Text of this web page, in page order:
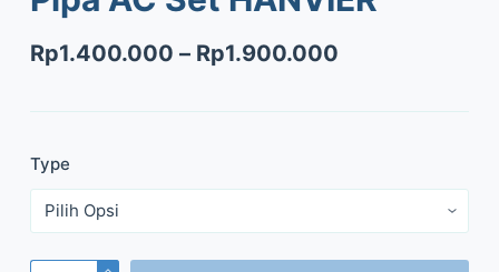
Rp1.400.000 – Rp1.900.000
Type